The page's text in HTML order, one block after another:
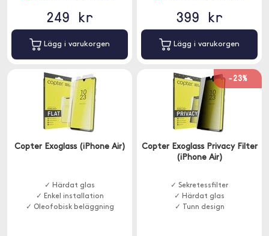
249 kr
Lägg i varukorgen
399 kr
Lägg i varukorgen
Copter Exoglass (iPhone Air)
✓ Härdat glas
✓ Enkel installation
✓ Oleofobisk beläggning
-23%
Copter Exoglass Privacy Filter
(iPhone Air)
✓ Sekretessfilter
✓ Härdat glas
✓ Tunn design